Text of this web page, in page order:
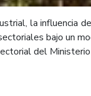
la influencia
bajo un
del